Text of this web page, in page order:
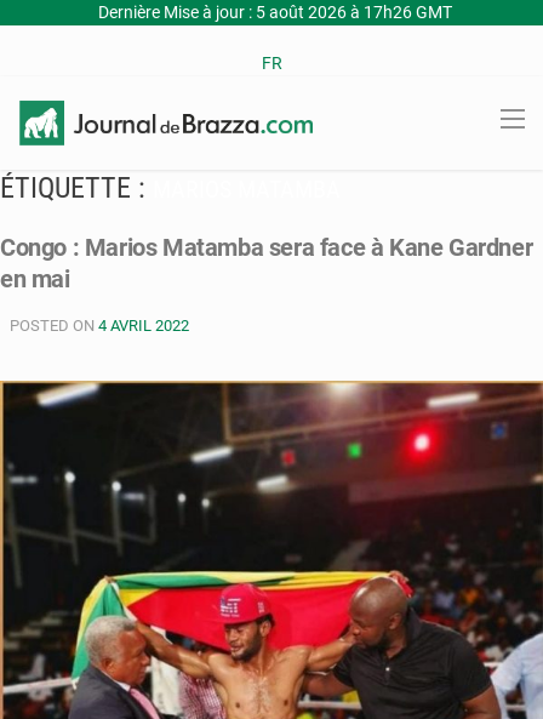
Dernière Mise à jour : 5 août 2026 à 17h26 GMT
FR
ÉTIQUETTE :
Congo : Marios Matamba sera face à Kane Gardner
en mai
POSTED ON 4 AVRIL 2022